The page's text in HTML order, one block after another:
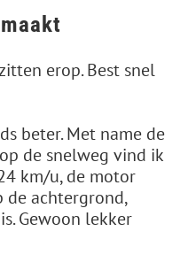
erop. Best snel
beter. Met name de
de snelweg vind ik
km/u, de motor
achtergrond,
Gewoon lekker